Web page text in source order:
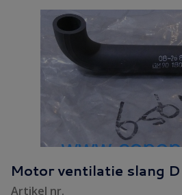
Motor ventilatie slang D
Artikel nr.